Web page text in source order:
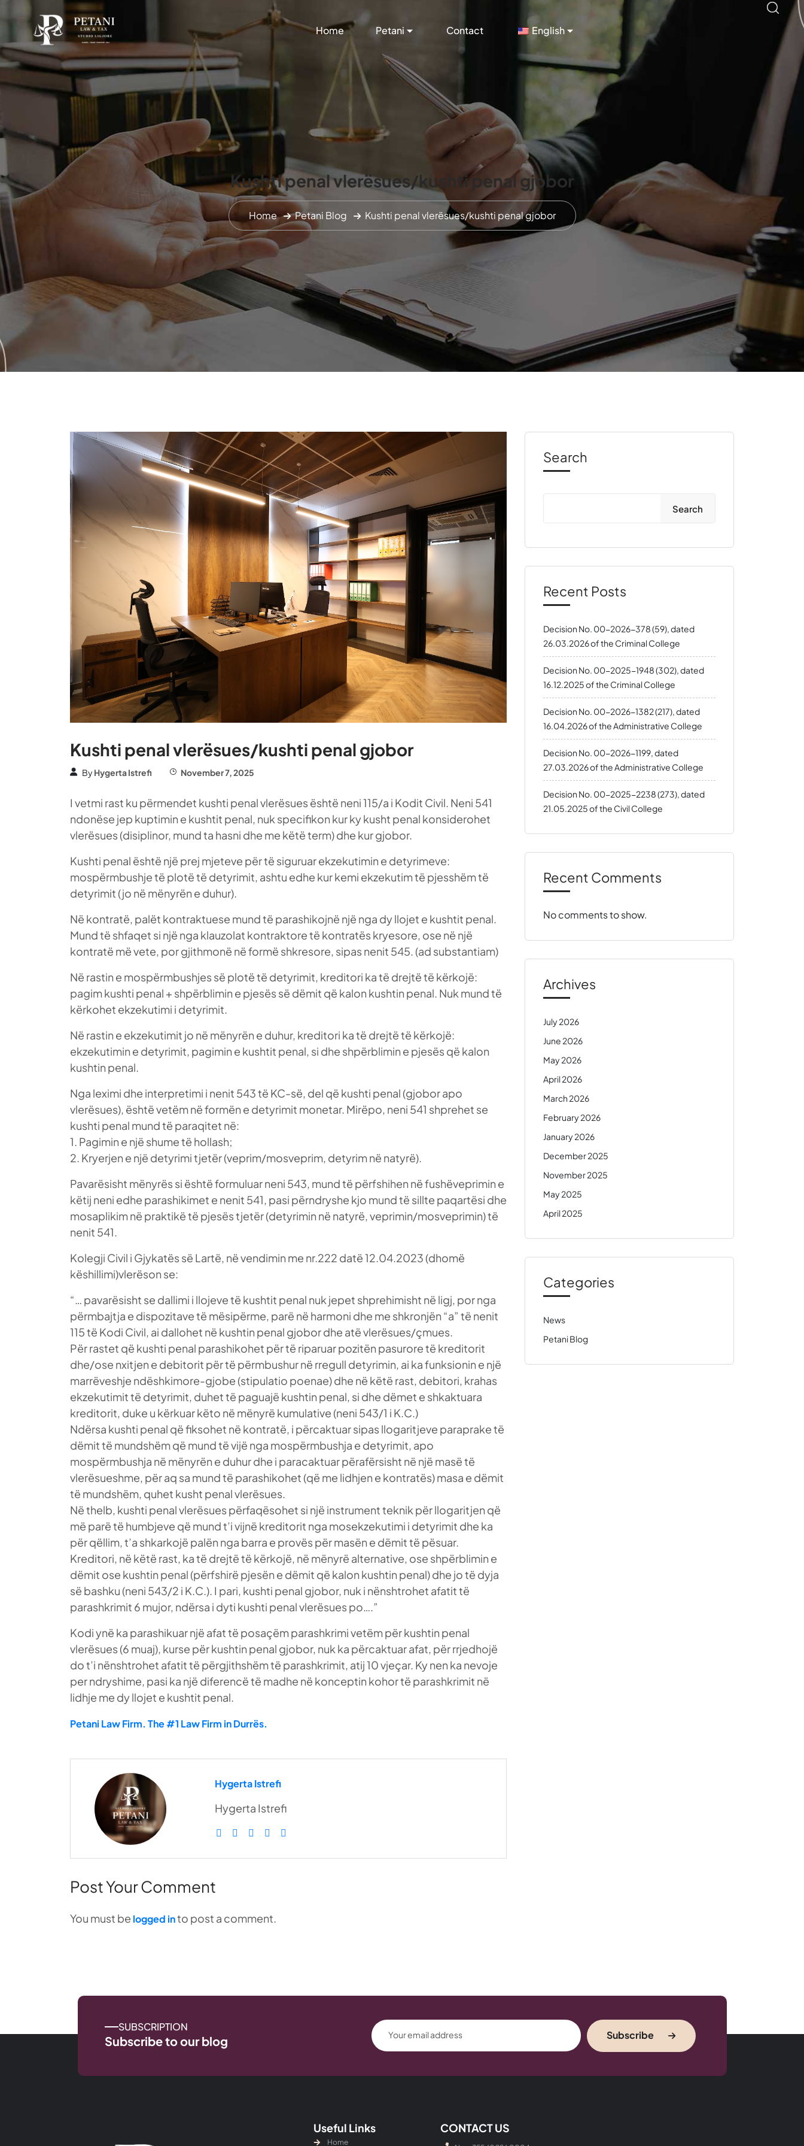
Home Petani Contact English
Kushti penal vlerësues/kushti penal gjobor
Home Petani Blog Kushti penal vlerësues/kushti penal gjobor
Kushti penal vlerësues/kushti penal gjobor
ByHygerta Istrefi November 7, 2025
I vetmi rast ku përmendet kushti penal vlerësues është neni 115/a i Kodit Civil. Neni 541
ndonëse jep kuptimin e kushtit penal, nuk specifikon kur ky kusht penal konsiderohet
vlerësues (disiplinor, mund ta hasni dhe me këtë term) dhe kur gjobor.
Kushti penal është një prej mjeteve për të siguruar ekzekutimin e detyrimeve:
mospërmbushje të plotë të detyrimit, ashtu edhe kur kemi ekzekutim të pjesshëm të
detyrimit (jo në mënyrën e duhur).
Në kontratë, palët kontraktuese mund të parashikojnë një nga dy llojet e kushtit penal.
Mund të shfaqet si një nga klauzolat kontraktore të kontratës kryesore, ose në një
kontratë më vete, por gjithmonë në formë shkresore, sipas nenit 545. (ad substantiam)
Në rastin e mospërmbushjes së plotë të detyrimit, kreditori ka të drejtë të kërkojë:
pagim kushti penal + shpërblimin e pjesës së dëmit që kalon kushtin penal. Nuk mund të
kërkohet ekzekutimi i detyrimit.
Në rastin e ekzekutimit jo në mënyrën e duhur, kreditori ka të drejtë të kërkojë:
ekzekutimin e detyrimit, pagimin e kushtit penal, si dhe shpërblimin e pjesës që kalon
kushtin penal.
Nga leximi dhe interpretimi i nenit 543 të KC-së, del që kushti penal (gjobor apo
vlerësues), është vetëm në formën e detyrimit monetar. Mirëpo, neni 541 shprehet se
kushti penal mund të paraqitet në:
1. Pagimin e një shume të hollash;
2. Kryerjen e një detyrimi tjetër (veprim/mosveprim, detyrim në natyrë).
Pavarësisht mënyrës si është formuluar neni 543, mund të përfshihen në fushëveprimin e
këtij neni edhe parashikimet e nenit 541, pasi përndryshe kjo mund të sillte paqartësi dhe
mosaplikim në praktikë të pjesës tjetër (detyrimin në natyrë, veprimin/mosveprimin) të
nenit 541.
Kolegji Civil i Gjykatës së Lartë, në vendimin me nr.222 datë 12.04.2023 (dhomë
këshillimi)vlerëson se:
“… pavarësisht se dallimi i llojeve të kushtit penal nuk jepet shprehimisht në ligj, por nga
përmbajtja e dispozitave të mësipërme, parë në harmoni dhe me shkronjën “a” të nenit
115 të Kodi Civil, ai dallohet në kushtin penal gjobor dhe atë vlerësues/çmues.
Për rastet që kushti penal parashikohet për të riparuar pozitën pasurore të kreditorit
dhe/ose nxitjen e debitorit për të përmbushur në rregull detyrimin, ai ka funksionin e një
marrëveshje ndëshkimore-gjobe (stipulatio poenae) dhe në këtë rast, debitori, krahas
ekzekutimit të detyrimit, duhet të paguajë kushtin penal, si dhe dëmet e shkaktuara
kreditorit, duke u kërkuar këto në mënyrë kumulative (neni 543/1 i K.C.)
Ndërsa kushti penal që fiksohet në kontratë, i përcaktuar sipas llogaritjeve paraprake të
dëmit të mundshëm që mund të vijë nga mospërmbushja e detyrimit, apo
mospërmbushja në mënyrën e duhur dhe i paracaktuar përafërsisht në një masë të
vlerësueshme, për aq sa mund të parashikohet (që me lidhjen e kontratës) masa e dëmit
të mundshëm, quhet kusht penal vlerësues.
Në thelb, kushti penal vlerësues përfaqësohet si një instrument teknik për llogaritjen që
më parë të humbjeve që mund t’i vijnë kreditorit nga mosekzekutimi i detyrimit dhe ka
për qëllim, t’a shkarkojë palën nga barra e provës për masën e dëmit të pësuar.
Kreditori, në këtë rast, ka të drejtë të kërkojë, në mënyrë alternative, ose shpërblimin e
dëmit ose kushtin penal (përfshirë pjesën e dëmit që kalon kushtin penal) dhe jo të dyja
së bashku (neni 543/2 i K.C.). I pari, kushti penal gjobor, nuk i nënshtrohet afatit të
parashkrimit 6 mujor, ndërsa i dyti kushti penal vlerësues po….”
Kodi ynë ka parashikuar një afat të posaçëm parashkrimi vetëm për kushtin penal
vlerësues (6 muaj), kurse për kushtin penal gjobor, nuk ka përcaktuar afat, për rrjedhojë
do t’i nënshtrohet afatit të përgjithshëm të parashkrimit, atij 10 vjeçar. Ky nen ka nevoje
per ndryshime, pasi ka një diferencë të madhe në konceptin kohor të parashkrimit në
lidhje me dy llojet e kushtit penal.
Petani Law Firm. The #1 Law Firm in Durrës.
Hygerta Istrefi
Hygerta Istrefi
Post Your Comment
You must be logged into post a comment.
Search
Search
Recent Posts
Decision No. 00-2026-378 (59), dated
26.03.2026 of the Criminal College
Decision No. 00-2025-1948 (302), dated
16.12.2025 of the Criminal College
Decision No. 00-2026-1382 (217), dated
16.04.2026 of the Administrative College
Decision No. 00-2026-1199, dated
27.03.2026 of the Administrative College
Decision No. 00-2025-2238 (273), dated
21.05.2025 of the Civil College
Recent Comments
No comments to show.
Archives
July 2026
June 2026
May 2026
April 2026
March 2026
February 2026
January 2026
December 2025
November 2025
May 2025
April 2025
Categories
News
Petani Blog
SUBSCRIPTION
Subscribe to our blog Subscribe
Useful Links
Home
CONTACT US